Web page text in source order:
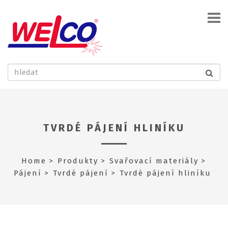
TVRDÉ PÁJENÍ HLINÍKU
Home Produkty
Svařovací materiály
Pájení
Tvrdé pájení Tvrdé pájení hliníku